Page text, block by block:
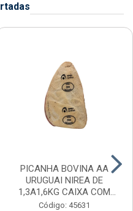
PICANHA BOVINA AA
URUGUAI NIREA DE
1,3A1,6KG CAIXA COM
±15KG
Código: 45631